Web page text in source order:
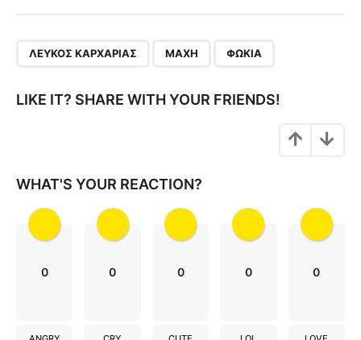
i
i
ΛΕΥΚΌΣ ΚΑΡΧΑΡΊΑΣ ΜΆΧΗ ΦΏΚΙΑ
LIKE IT? SHARE WITH YOUR FRIENDS!
WHAT'S YOUR REACTION?
0 0 0 0 0